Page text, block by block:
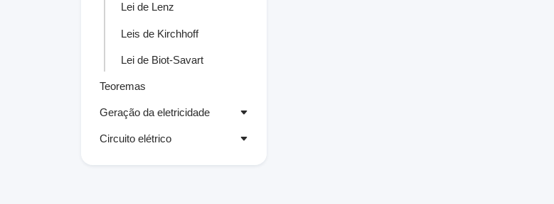
Lei de Lenz
Leis de Kirchhoff
Lei de Biot-Savart
Teoremas
Geração da eletricidade
Circuito elétrico